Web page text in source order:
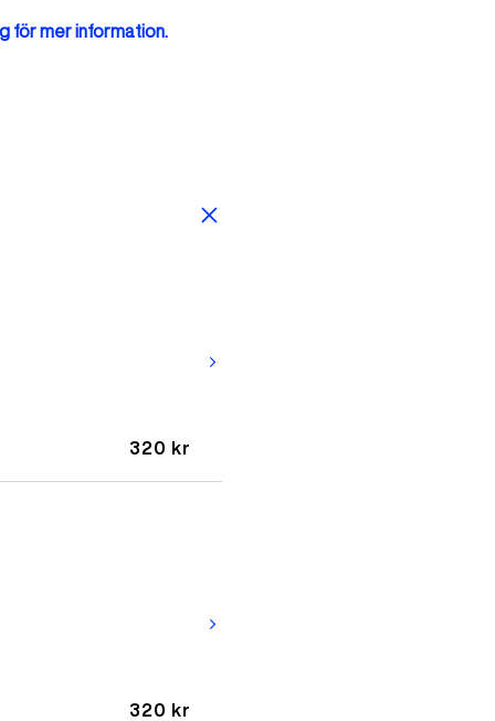
för mer information.
320 kr
arrow_forward_ios
320 kr
arrow_forward_ios